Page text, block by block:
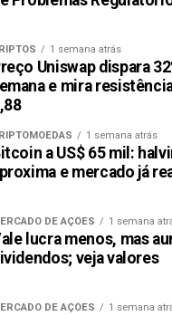
1 semana atrás
Uniswap dispara
e mira
1 semana atrás
a US$ 65 mil:
e mercado já
DE AÇÕES 1 semana
lucra menos, mas
veja valores
DE AÇÕES 1 semana